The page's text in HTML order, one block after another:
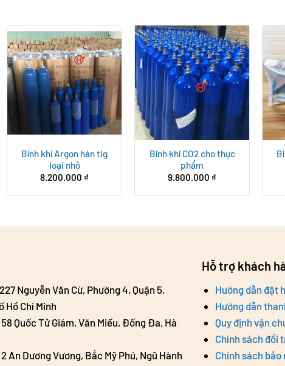
Bình khí Argon hàn tig
loại nhỏ
8.200.000 ₫
Bình khí CO2 cho thực
phẩm
9.800.000 ₫
Nguyễn Văn Cừ, Phường 4, Quận 5,
Hồ Chí Minh
Quốc Tử Giám, Văn Miếu, Đống Đa, Hà
An Dương Vương, Bắc Mỹ Phú, Ngũ Hành
Hỗ trợ khách
Hướng dẫn đặt
Hướng dẫn
Quy định vận
Chính sách đổi
Chính sách bảo